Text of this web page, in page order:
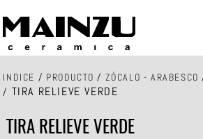
INDICE / PRODUCTO / ZÓCALO - ARABESCO
/ TIRA RELIEVE VERDE
TIRA RELIEVE VERDE